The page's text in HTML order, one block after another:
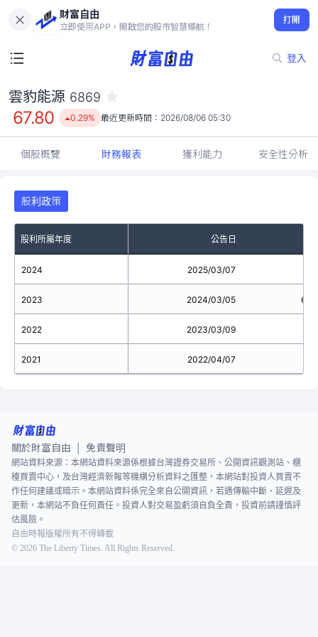
財富自由
立即使用APP，開啟您的股市智慧導航！
打開
登入
67.80
0.29%
雲豹能源 6869
67.80 0.29% 最近更新時間： 2026/08/06 05:30
個股概覽 財務報表 獲利能力 安全性分析
股利政策
股利所屬年度 公告日
2024
2023
2022
2021
2025/03/07
2024/03/05
2023/03/09
2022/04/07
關於財富自由 免責聲明
網站資料來源：本網站資料來源係根據台灣證券交易所、公開資訊觀測站、櫃
檯買賣中心，及台灣經濟新報等機構分析資料之匯整，本網站對投資人買賣不
作任何建議或暗示。本網站資料係完全來自公開資訊，若遇傳輸中斷、延遲及
更新，本網站不負任何責任。投資人對交易盈虧須自負全責，投資前請謹慎評
估風險。
自由時報版權所有不得轉載
© 2026 The Liberty Times. All Rights Reserved.